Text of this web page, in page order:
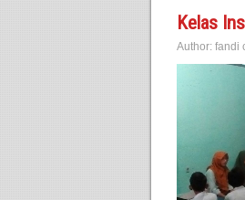
Kelas
Author: fandi